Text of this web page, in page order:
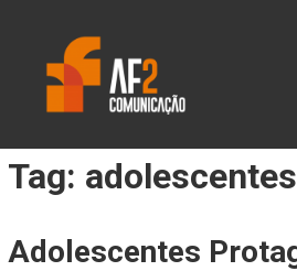
content
Tag: adolescentes
Adolescentes